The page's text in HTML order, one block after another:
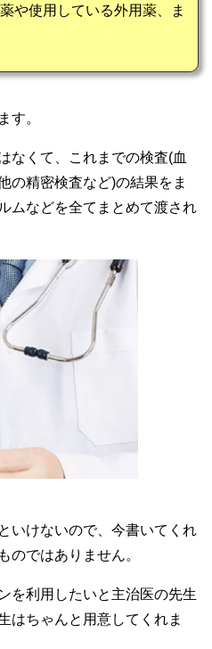
や使用している外用薬、ま
す。
なくて、これまでの検査(血
の精密検査など)の結果をま
ムなどを全てまとめて渡され
いけないので、今書いてくれ
のではありません。
を利用したいと主治医の先生
はちゃんと用意してくれま